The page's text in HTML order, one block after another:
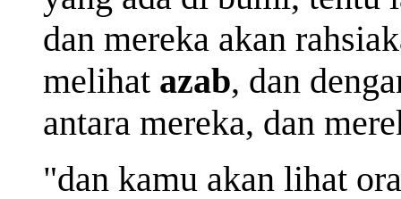
dan mereka akan
melihat azab, dan
antara mereka, dan
"dan kamu akan lihat